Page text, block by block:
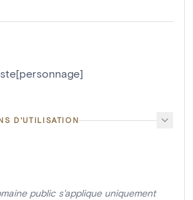
D'UTILISATION
public s'applique uniquement